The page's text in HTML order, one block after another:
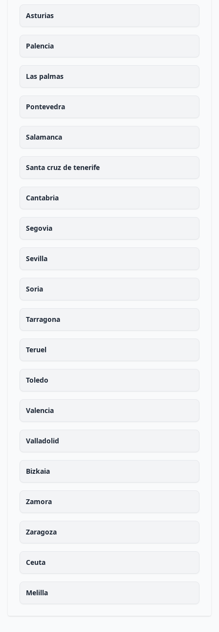
Asturias
Palencia
Las palmas
Pontevedra
Salamanca
Santa cruz de tenerife
Cantabria
Segovia
Sevilla
Soria
Tarragona
Teruel
Toledo
Valencia
Valladolid
Bizkaia
Zamora
Zaragoza
Ceuta
Melilla